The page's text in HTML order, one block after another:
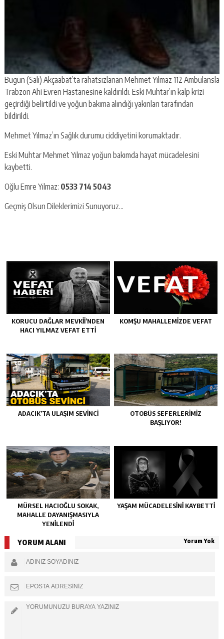
Bugün (Salı) Akçaabat’ta rahatsızlanan Mehmet Yılmaz 112 Ambulansla
Trabzon Ahi Evren Hastanesine kaldırıldı. Eski Muhtar’ın kalp krizi
geçirdiği belirtildi ve yoğun bakıma alındığı yakınları tarafından
bildirildi.
Mehmet Yılmaz’ın Sağlık durumu ciddiyetini korumaktadır.
Eski Muhtar Mehmet Yılmaz yoğun bakımda hayat mücadelesini
kaybetti.
Oğlu Emre Yılmaz: 0533 714 5043
Geçmiş Olsun Dileklerimizi Sunuyoruz…
KORUCU DAĞLAR MEVKII’NDEN
HACI YILMAZ VEFAT ETTI
KOMŞU MAHALLEMIZDE VEFAT
ADACIK’TA ULAŞIM SEVİNCİ
OTOBÜS SEFERLERIMIZ
BAŞLIYOR!
MÜRSEL HACIOĞLU SOKAK,
MAHALLE DAYANIŞMASIYLA
YENILENDI
YAŞAM MÜCADELESINI KAYBETTI
YORUM ALANI Yorum Yok